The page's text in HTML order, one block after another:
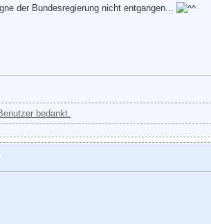
der Bundesregierung nicht entgangen...
bedankt.